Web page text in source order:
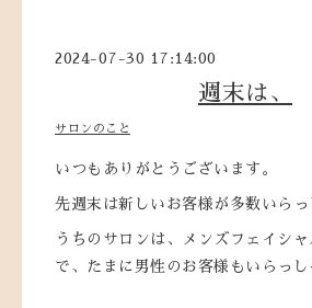
2024-07-30 17:14:00
週末は、
サロンのこと
いつもありがとうございます。
先週末は新しいお客様が多数いらっ
うちのサロンは、メンズフェイシ
で、たまに男性のお客様もいらっし